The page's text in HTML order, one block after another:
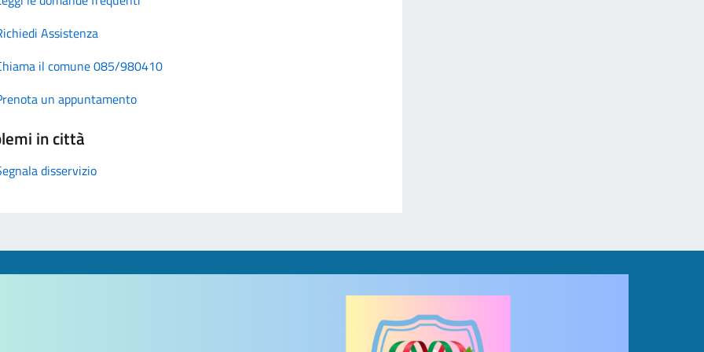
Assistenza
il comune 085/980410
un appuntamento
in città
disservizio